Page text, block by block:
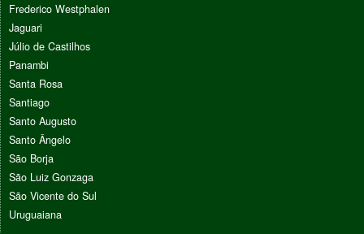
Frederico Westphalen
Jaguari
Júlio de Castilhos
Panambi
Santa Rosa
Santiago
Santo Augusto
Santo Ângelo
São Borja
São Luiz Gonzaga
São Vicente do Sul
Uruguaiana